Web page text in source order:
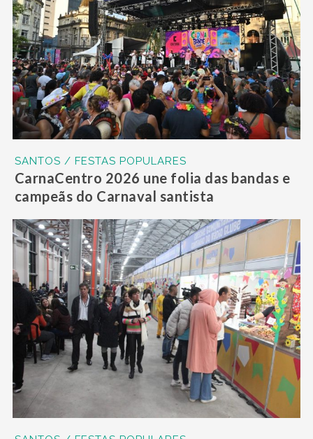
SANTOS / FESTAS POPULARES
CarnaCentro 2026 une folia das bandas e
campeãs do Carnaval santista